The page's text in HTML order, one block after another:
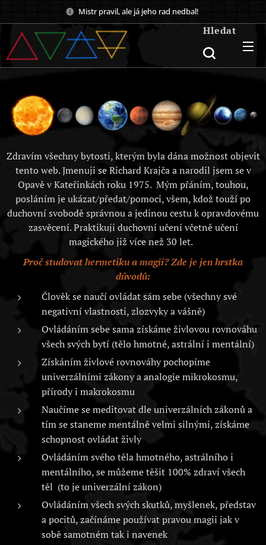
Mistr pravil, ale já jeho rad nedbal!
Hledat
Zdravím všechny bytosti, kterým byla dána možnost objevit
tento web. Jmenuji se Richard Krajča a narodil jsem se v
Opavě v Kateřinkách roku 1975. Mým přáním, touhou,
posláním je ukázat/předat/pomoci, všem, kdož touží po
duchovní svobodě správnou a jedinou cestu k opravdovému
zasvěcení. Praktikuji duchovní učení včetně učení
magického již více než 30 let.
Proč studovat hermetiku a magii? Zde je jen hrstka
důvodů:
Člověk se naučí ovládat sám sebe (všechny své
negativní vlastnosti, zlozvyky a vášně)
Ovládáním sebe sama získáme živlovou rovnováhu
všech svých bytí (tělo hmotné, astrální i mentální)
Získáním živlové rovnováhy pochopíme
univerzálními zákony a analogie mikrokosmu,
přírody i makrokosmu
Naučíme se meditovat dle univerzálních zákonů a
tím se staneme mentálně velmi silnými, získáme
schopnost ovládat živly
Ovládáním svého těla hmotného, astrálního i
mentálního, se můžeme těšit 100% zdraví všech
těl (to je univerzální zákon)
Ovládáním všech svých skutků, myšlenek, představ
a pocitů, začínáme používat pravou magii jak v
sobě samotném tak i navenek